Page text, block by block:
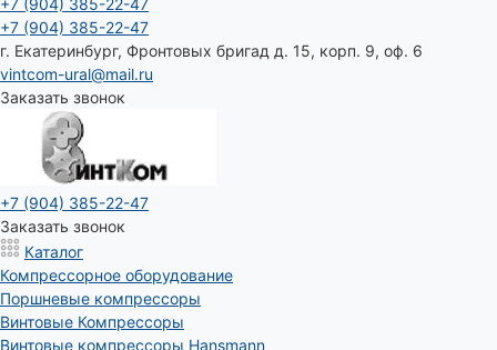
+7 (904) 385-22-47
+7 (904) 385-22-47
г. Екатеринбург, Фронтовых бригад д. 15, корп. 9, оф. 6
vintcom-ural@mail.ru
Заказать звонок
+7 (904) 385-22-47
Заказать звонок
Каталог
Компрессорное оборудование
Поршневые компрессоры
Винтовые Компрессоры
Винтовые компрессоры Hansmann